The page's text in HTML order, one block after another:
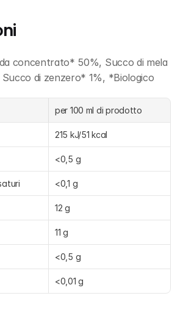
concentrato* 50%, Succo di mela
di zenzero* 1%, *Biologico
per 100 ml di prodotto
215 kJ/51 kcal
<0,5 g
<0,1 g
12 g
11 g
<0,5 g
<0,01 g